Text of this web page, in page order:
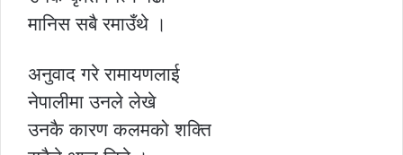
मानिस सबै रमाउँथे ।
अनुवाद गरे रामायणलाई
नेपालीमा उनले लेखे
उनकै कारण कलमको शक्ति